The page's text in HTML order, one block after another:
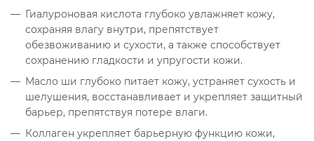
Гиалуроновая кислота глубоко увлажняет кожу,
сохраняя влагу внутри, препятствует
обезвоживанию и сухости, а также способствует
сохранению гладкости и упругости кожи.
Масло ши глубоко питает кожу, устраняет сухость и
шелушения, восстанавливает и укрепляет защитный
барьер, препятствуя потере влаги.
Коллаген укрепляет барьерную функцию кожи,